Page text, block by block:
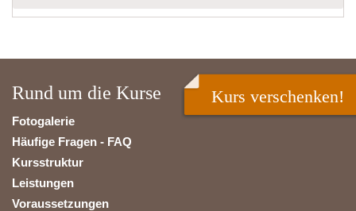
Rund um die Kurse
Fotogalerie
Häufige Fragen - FAQ
Kursstruktur
Leistungen
Voraussetzungen
Kurs verschenken!